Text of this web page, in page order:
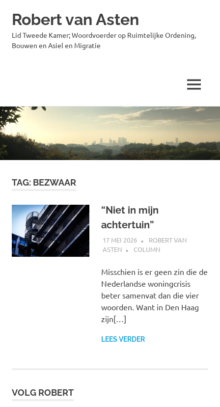
Ga
naar
de
inhoud
Robert van Asten
Lid Tweede Kamer; Woordvoerder op Ruimtelijke Ordening,
Bouwen en Asiel en Migratie
MENU
TAG: BEZWAAR
“Niet in mijn
achtertuin”
17 MEI 2026
ROBERT VAN
ASTEN
COLUMN
Misschien is er geen zin die de
Nederlandse woningcrisis
beter samenvat dan die vier
woorden. Want in Den Haag
zijn[…]
LEES VERDER
VOLG ROBERT